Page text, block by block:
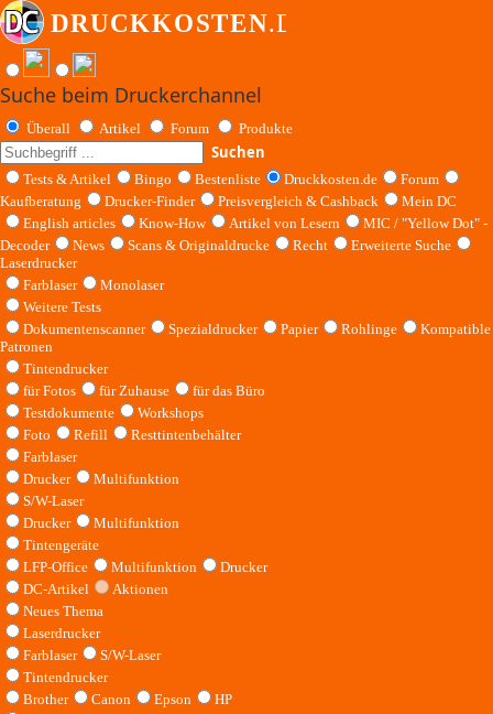
Suche beim Druckerchannel
Überall Artikel Forum Produkte
Suchen
Tests & Artikel Bingo Bestenliste Druckkosten.de
Forum
Kaufberatung
Drucker-Finder Preisvergleich & Cashback
Mein DC
English articles
Know-How Artikel von Lesern
MIC / "Yellow Dot" -
Decoder
News Scans & Originaldrucke Recht
Erweiterte Suche
Laserdrucker
Farblaser
Monolaser
Weitere Tests
Dokumentenscanner
Spezialdrucker Papier Rohlinge
Kompatible
Patronen
Tintendrucker
für Fotos
für Zuhause
für das Büro
Testdokumente
Workshops
Foto
Refill
Resttintenbehälter
Farblaser
Drucker
Multifunktion
S/W-Laser
Drucker
Multifunktion
Tintengeräte
LFP-Office
Multifunktion
Drucker
DC-Artikel
Aktionen
Neues Thema
Laserdrucker
Farblaser
S/W-Laser
Tintendrucker
Brother
Canon Epson
HP